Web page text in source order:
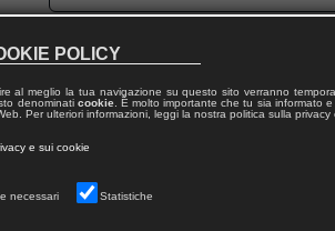
with us
POLICY
al meglio la tua navigazione su questo sito verranno
denominati cookie. È molto importante che tu sia informato
Per ulteriori informazioni, leggi la nostra politica sulla privacy
e sui cookie
necessari Statistiche